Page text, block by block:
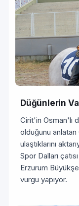
Düğünlerin
Cirit'in Osman'lı
olduğunu
ulaştıklarını
Spor Dalları
Erzurum
vurgu yapıyor.